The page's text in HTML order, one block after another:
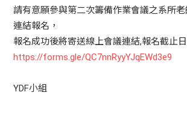
請有意願參與第二次籌備作業會議之系所
連結報名，
報名成功後將寄送線上會議連結,報名截止
https://forms.gle/QC7nnRyyYJqEWd3e9
YDF小組